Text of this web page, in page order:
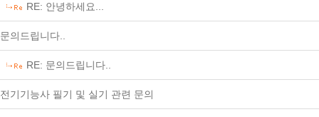
RE: 안녕하세요...
문의드립니다..
RE: 문의드립니다..
전기기능사 필기 및 실기 관련 문의